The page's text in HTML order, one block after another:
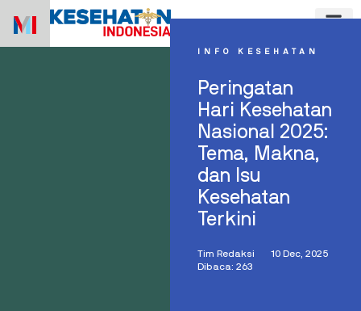
INFO KESEHATAN
Peringatan
Hari Kesehatan
Nasional 2025:
Tema, Makna,
dan Isu
Kesehatan
Terkini
Tim Redaksi
10 Dec, 2025
Dibaca: 263